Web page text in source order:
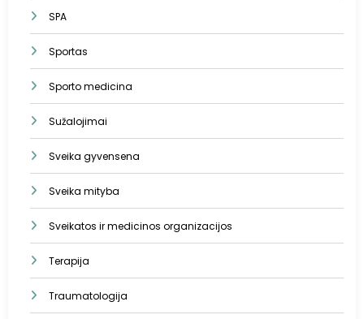
SPA
Sportas
Sporto medicina
Sužalojimai
Sveika gyvensena
Sveika mityba
Sveikatos ir medicinos organizacijos
Terapija
Traumatologija